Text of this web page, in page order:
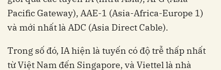
Pacific Gateway), AAE-1 (Asia-Africa-Europe 1)
và mới nhất là ADC (Asia Direct Cable).
Trong số đó, IA hiện là tuyến có độ trễ thấp nhất
từ Việt Nam đến Singapore, và Viettel là nhà